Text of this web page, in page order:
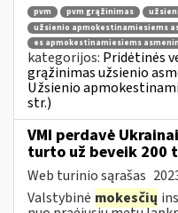
pvm pvm grąžinimas
užsienio apmokestinamiesiems
es apmokestinamiesiems
kategorijos: Pridėtinės
grąžinimas užsienio
Užsienio
str.)
VMI perdavė
turto už beveik 200
Web turinio sąrašas
Valstybinė mokesčių